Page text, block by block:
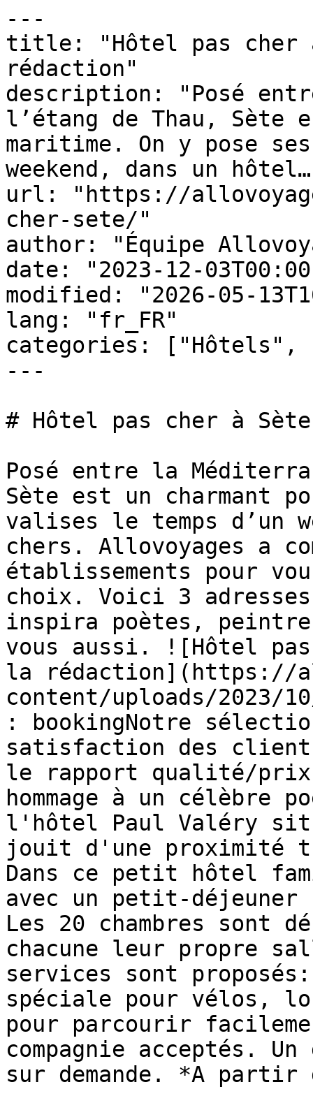
---
title: "Hôtel pas cher
rédaction"
description: "Posé
l’étang de Thau, Sète
maritime. On y pose
weekend, dans un
url: "https://
cher-sete/"
author: "Équipe
date: "2023-12-
modified: "2026-05-
lang: "fr_FR"
categories: ["Hôtels",
---
# Hôtel pas cher à
Posé entre la
Sète est un charmant
valises le temps d’un
chers. Allovoyages a
établissements pour
choix. Voici 3
inspira poètes,
vous aussi. ![Hôtel
la rédaction](https://
content/uploads/2023/
: bookingNotre
satisfaction des
le rapport qualité/prix
hommage à un célèbre
l'hôtel Paul Valéry
jouit d'une proximité
Dans ce petit hôtel
avec un petit-déjeuner
Les 20 chambres sont
chacune leur propre
services sont
spéciale pour vélos,
pour parcourir
compagnie acceptés.
sur demande. *A